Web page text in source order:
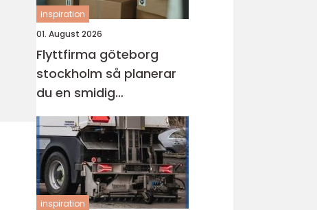
inspiration
01. August 2026
Flyttfirma göteborg
stockholm så planerar
du en smidig
långdistansflytt
inspiration